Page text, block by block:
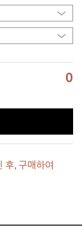
0
후, 구매하여